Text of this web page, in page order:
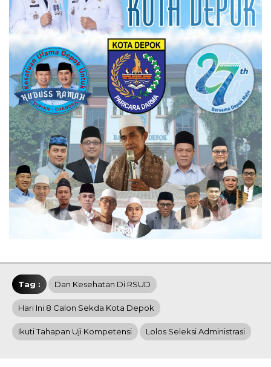
Tag : Dan Kesehatan Di RSUD
Hari Ini 8 Calon Sekda Kota Depok
Ikuti Tahapan Uji Kompetensi Lolos Seleksi Administrasi